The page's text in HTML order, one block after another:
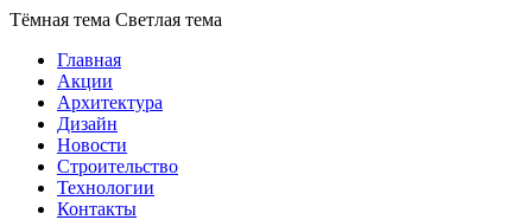
Тёмная тема Светлая тема
Главная
Акции
Архитектура
Дизайн
Новости
Строительство
Технологии
Контакты